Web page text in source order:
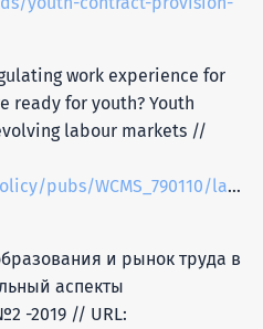
work experience for
ready for youth? Youth
labour markets //
pubs/WCMS_790110/lang-
и рынок труда в
аспекты
-2019 // URL: